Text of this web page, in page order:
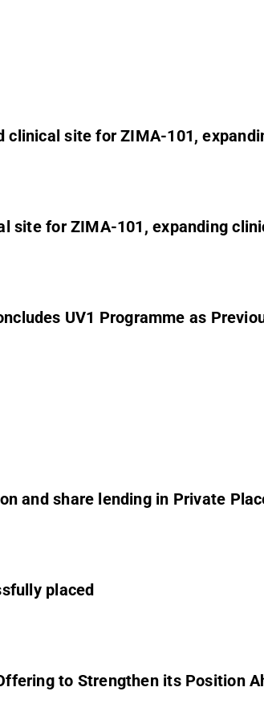
clinical site for ZIMA-101,
site for ZIMA-101, expanding
UV1 Programme as
and share lending in Private
placed
to Strengthen its Position